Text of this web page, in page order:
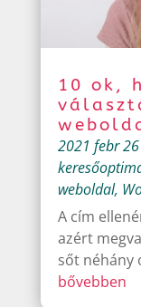
10 ok,
2021 febr 26
weboldal,
A cím
azért
sőt néhány
bővebben